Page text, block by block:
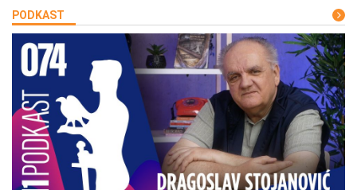
PODKAST